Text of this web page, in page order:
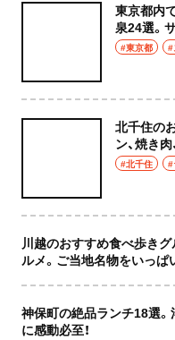
東京都内
泉24選。
癒やし空
#東京都 #
北千住の
ン、焼き
な店もお
#北千住 #
川越のおすすめ食べ歩きグ
ルメ。ご当地名物をいっぱ
神保町の絶品ランチ18選
に感動必至！